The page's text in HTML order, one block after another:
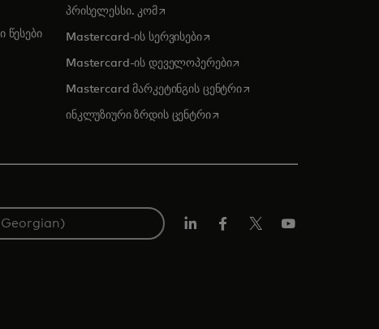
პრისელესსი. კომopens in a new tab
Mastercard-ის სერვისებიopens in a new tab
Mastercard-ის დეველოპერებიopens in a new tab
Mastercard მარკეტინგის ცენტრიopens in a new tab
ინკლუზიური ზრდის ცენტრიopens in a new tab